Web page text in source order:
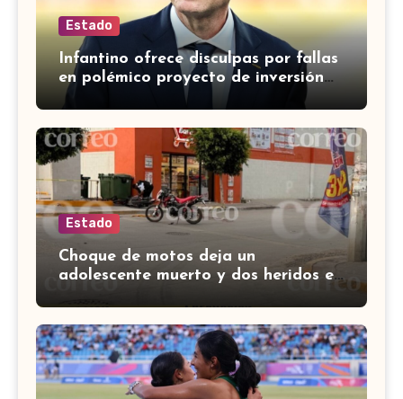
Estado
Infantino ofrece disculpas por fallas
en polémico proyecto de inversión
privada de la FIFA
Estado
Choque de motos deja un
adolescente muerto y dos heridos en